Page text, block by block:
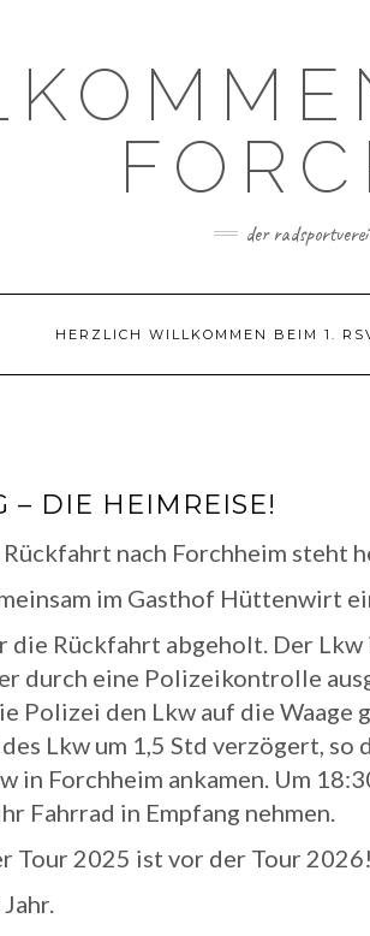
der
HERZLICH WILLKOMMEN BEIM 1.
– DIE HEIMREISE!
nach Forchheim steht
im Gasthof Hüttenwirt
die Rückfahrt abgeholt. Der
durch eine Polizeikontrolle
Polizei den Lkw auf die Waage
Lkw um 1,5 Std verzögert, so
in Forchheim ankamen. Um
Fahrrad in Empfang nehmen.
Tour 2025 ist vor der Tour 2026!